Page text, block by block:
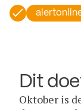
Dit
Oktober is